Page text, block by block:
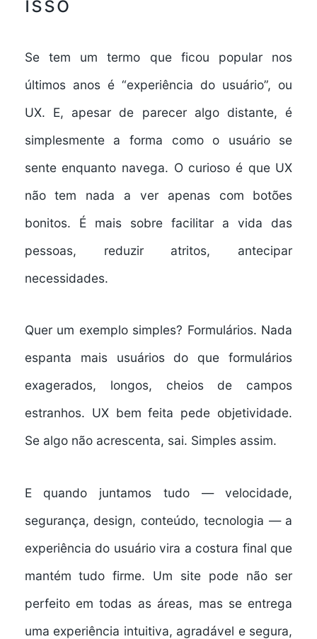
Se tem um termo que ficou popular nos
últimos anos é “experiência do usuário”, ou
UX. E, apesar de parecer algo distante, é
simplesmente a forma como o usuário se
sente enquanto navega. O curioso é que UX
não tem nada a ver apenas com botões
bonitos. É mais sobre facilitar a vida das
pessoas, reduzir atritos, antecipar
necessidades.
Quer um exemplo simples? Formulários. Nada
espanta mais usuários do que formulários
exagerados, longos, cheios de campos
estranhos. UX bem feita pede objetividade.
Se algo não acrescenta, sai. Simples assim.
E quando juntamos tudo — velocidade,
segurança, design, conteúdo, tecnologia — a
experiência do usuário vira a costura final que
mantém tudo firme. Um site pode não ser
perfeito em todas as áreas, mas se entrega
uma experiência intuitiva, agradável e segura,